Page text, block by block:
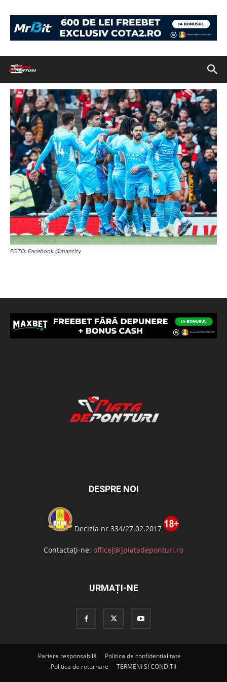
FOTO: Facebook @mancity
FOTO: Facebook @mancity
FOTO: Facebook @mancity
DESPRE NOI
Decizia nr 334/27.02.2017
Contactați-ne: office[@]piatadeponturi.ro
URMAȚI-NE
Pariere responsabilă
Politica de confidentialitate
Politica de returnare
TERMENI SI CONDITII